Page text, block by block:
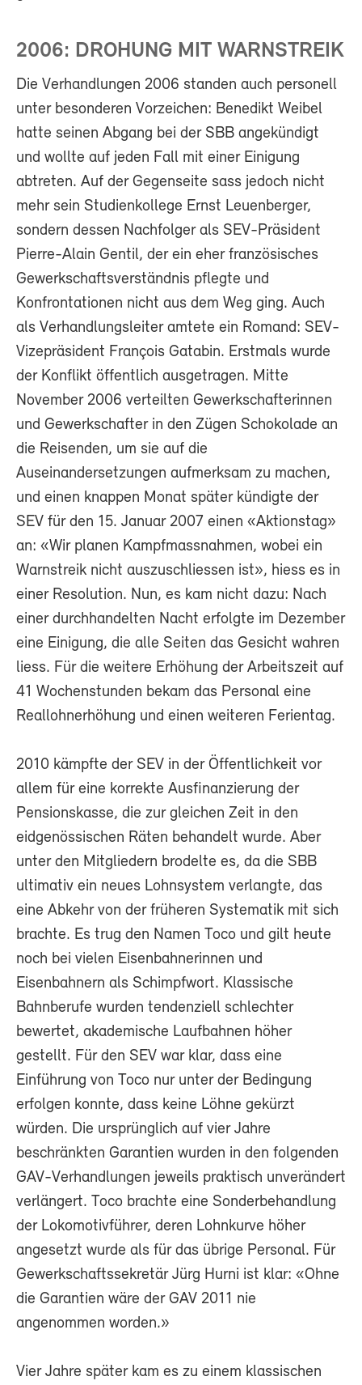
2006: DROHUNG MIT WARNSTREIK
Die Verhandlungen 2006 standen auch personell
unter besonderen Vorzeichen: Benedikt Weibel
hatte seinen Abgang bei der SBB angekündigt
und wollte auf jeden Fall mit einer Einigung
abtreten. Auf der Gegenseite sass jedoch nicht
mehr sein Studienkollege Ernst Leuenberger,
sondern dessen Nachfolger als SEV-Präsident
Pierre-Alain Gentil, der ein eher französisches
Gewerkschaftsverständnis pflegte und
Konfrontationen nicht aus dem Weg ging. Auch
als Verhandlungsleiter amtete ein Romand: SEV-
Vizepräsident François Gatabin. Erstmals wurde
der Konflikt öffentlich ausgetragen. Mitte
November 2006 verteilten Gewerkschafterinnen
und Gewerkschafter in den Zügen Schokolade an
die Reisenden, um sie auf die
Auseinandersetzungen aufmerksam zu machen,
und einen knappen Monat später kündigte der
SEV für den 15. Januar 2007 einen «Aktionstag»
an: «Wir planen Kampfmassnahmen, wobei ein
Warnstreik nicht auszuschliessen ist», hiess es in
einer Resolution. Nun, es kam nicht dazu: Nach
einer durchhandelten Nacht erfolgte im Dezember
eine Einigung, die alle Seiten das Gesicht wahren
liess. Für die weitere Erhöhung der Arbeitszeit auf
41 Wochenstunden bekam das Personal eine
Reallohnerhöhung und einen weiteren Ferientag.
2010 kämpfte der SEV in der Öffentlichkeit vor
allem für eine korrekte Ausfinanzierung der
Pensionskasse, die zur gleichen Zeit in den
eidgenössischen Räten behandelt wurde. Aber
unter den Mitgliedern brodelte es, da die SBB
ultimativ ein neues Lohnsystem verlangte, das
eine Abkehr von der früheren Systematik mit sich
brachte. Es trug den Namen Toco und gilt heute
noch bei vielen Eisenbahnerinnen und
Eisenbahnern als Schimpfwort. Klassische
Bahnberufe wurden tendenziell schlechter
bewertet, akademische Laufbahnen höher
gestellt. Für den SEV war klar, dass eine
Einführung von Toco nur unter der Bedingung
erfolgen konnte, dass keine Löhne gekürzt
würden. Die ursprünglich auf vier Jahre
beschränkten Garantien wurden in den folgenden
GAV-Verhandlungen jeweils praktisch unverändert
verlängert. Toco brachte eine Sonderbehandlung
der Lokomotivführer, deren Lohnkurve höher
angesetzt wurde als für das übrige Personal. Für
Gewerkschaftssekretär Jürg Hurni ist klar: «Ohne
die Garantien wäre der GAV 2011 nie
angenommen worden.»
Vier Jahre später kam es zu einem klassischen